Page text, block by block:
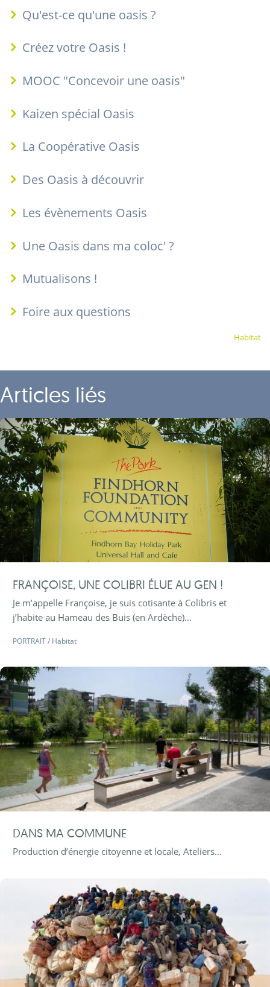
Qu'est-ce qu'une oasis ?
Créez votre Oasis !
MOOC "Concevoir une oasis"
Kaizen spécial Oasis
La Coopérative Oasis
Des Oasis à découvrir
Les évènements Oasis
Une Oasis dans ma coloc' ?
Mutualisons !
Foire aux questions
Habitat
Articles liés
FRANÇOISE, UNE COLIBRI ÉLUE AU GEN !
Je m’appelle Françoise, je suis cotisante à Colibris et
j’habite au Hameau des Buis (en Ardèche)...
PORTRAIT/ Habitat
DANS MA COMMUNE
Production d’énergie citoyenne et locale, Ateliers...